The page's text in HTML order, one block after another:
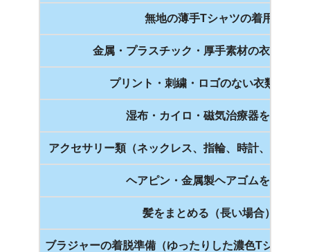
無地の薄手Tシャツの着用
金属・プラスチック・厚手素材の衣類を避
プリント・刺繍・ロゴのない衣類を選ぶ
湿布・カイロ・磁気治療器を外す
アクセサリー類（ネックレス、指輪、時計、ピアス
ヘアピン・金属製ヘアゴムを外す
髪をまとめる（長い場合）
ブラジャーの着脱準備（ゆったりした濃色Tシャツ、